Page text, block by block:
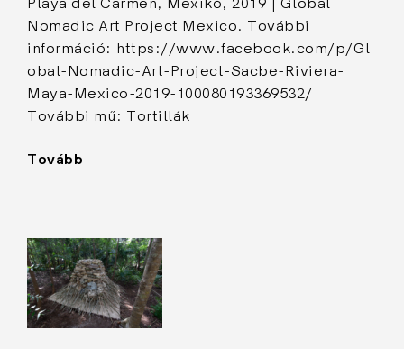
Nomadic Art Project Mexico. További
információ: https://www.facebook.com/p/Gl
obal-Nomadic-Art-Project-Sacbe-Riviera-
Maya-Mexico-2019-100080193369532/
További mű: Tortillák
Tovább